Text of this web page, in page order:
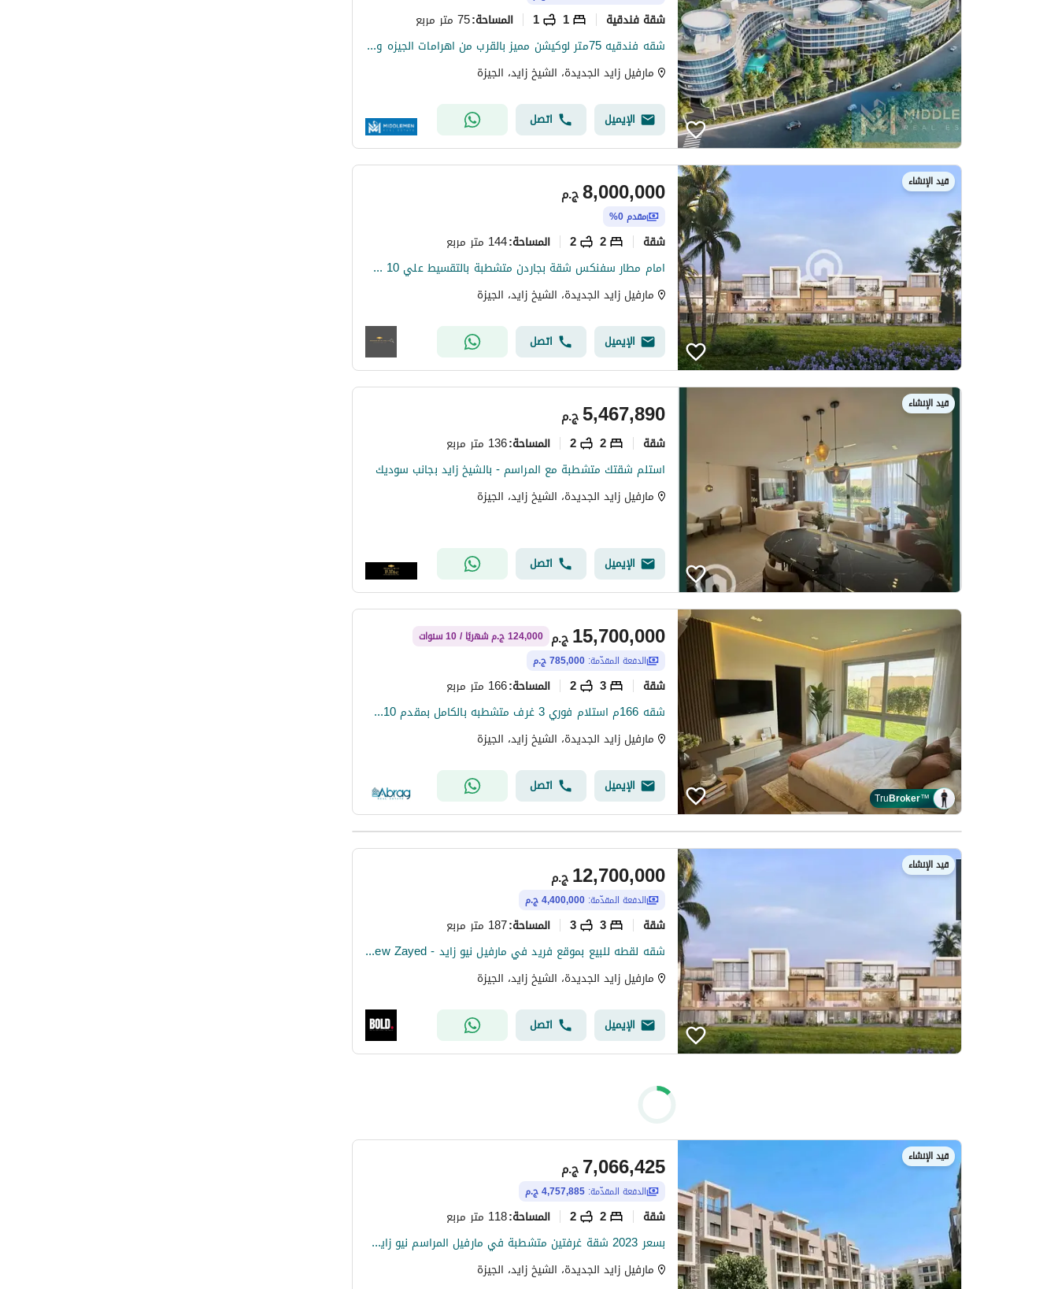
شقة فندقية 1
1 المساحة:75 متر مربع
شقه فندقيه 75متر لوكيشن مميز بالقرب من اهرامات الجيزه و المتحف المصري العظيم متشطب بالكامل ومفروشه فيفث سكوير المراسم القاهره الجديده fifth square
مارفيل زايد الجديدة، الشيخ زايد، الجيزة
الإيميل اتصل
قيد الإنشاء
ج.م8,000,000
مقدم 0%
شقة 2
2 المساحة:144 متر مربع
امام مطار سفنكس شقة بجاردن متشطبة بالتقسيط علي 10 سنين
مارفيل زايد الجديدة، الشيخ زايد، الجيزة
الإيميل اتصل
قيد الإنشاء
ج.م5,467,890
شقة 2
2 المساحة:136 متر مربع
استلم شقتك متشطبة مع المراسم - بالشيخ زايد بجانب سوديك
مارفيل زايد الجديدة، الشيخ زايد، الجيزة
الإيميل اتصل
TruBroker™
ج.م15,700,000
124,000 ج.م شهريًا / 10 سنوات
الدفعة المقدّمة: 785,000 ج.م
شقة 3
2 المساحة:166 متر مربع
شقه 166م استلام فوري 3 غرف متشطبه بالكامل بمقدم 10% وتقسيط على 10سنوات
مارفيل زايد الجديدة، الشيخ زايد، الجيزة
الإيميل اتصل
قيد الإنشاء
ج.م12,700,000
الدفعة المقدّمة: 4,400,000 ج.م
شقة 3
3 المساحة:187 متر مربع
شقه لقطه للبيع بموقع فريد في مارفيل نيو زايد - MarVille New Zayed
مارفيل زايد الجديدة، الشيخ زايد، الجيزة
الإيميل اتصل
قيد الإنشاء
ج.م7,066,425
الدفعة المقدّمة: 4,757,885 ج.م
شقة 2
2 المساحة:118 متر مربع
بسعر 2023 شقة غرفتين متشطبة في مارفيل المراسم نيو زايد امام مطار سفينكس
مارفيل زايد الجديدة، الشيخ زايد، الجيزة